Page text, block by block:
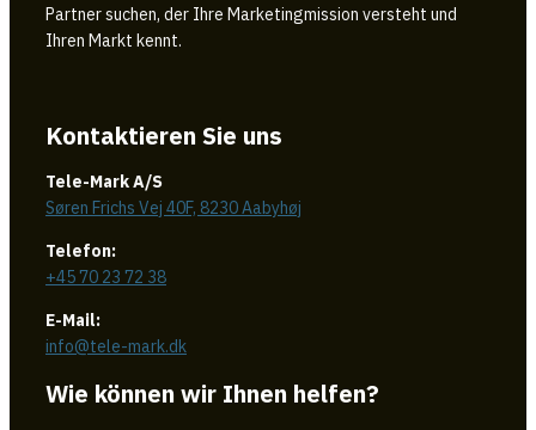
Partner suchen, der Ihre Marketingmission versteht und
Ihren Markt kennt.
Kontaktieren Sie uns
Tele-Mark A/S
Søren Frichs Vej 40F, 8230 Aabyhøj
Telefon:
+45 70 23 72 38
E-Mail:
info@tele-mark.dk
Wie können wir Ihnen helfen?